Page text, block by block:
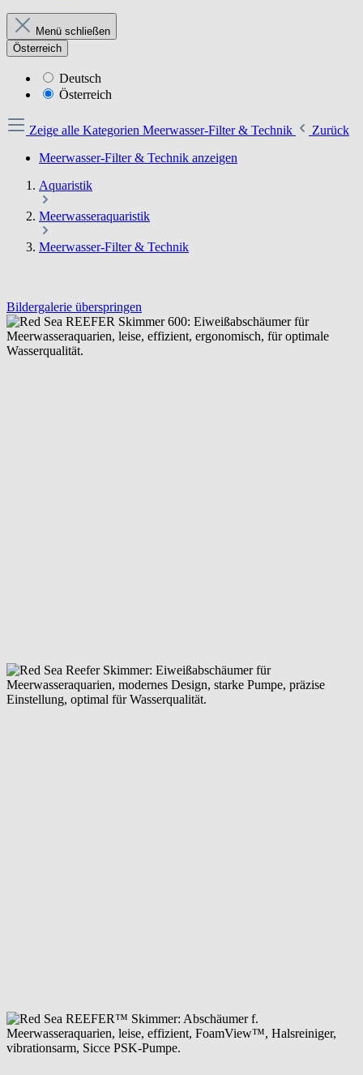
Menü schließen
Österreich
Deutsch
Österreich
Zeige alle Kategorien Meerwasser-Filter & Technik
Zurück
Meerwasser-Filter & Technik anzeigen
Aquaristik
Meerwasseraquaristik
Meerwasser-Filter & Technik
Bildergalerie überspringen